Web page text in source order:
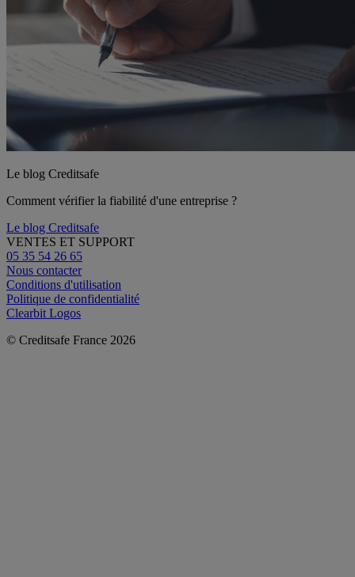
Le blog Creditsafe
Comment vérifier la fiabilité d'une entreprise ?
Le blog Creditsafe
VENTES ET SUPPORT
05 35 54 26 65
Nous contacter
Conditions d'utilisation
Politique de confidentialité
Clearbit Logos
© Creditsafe France 2026